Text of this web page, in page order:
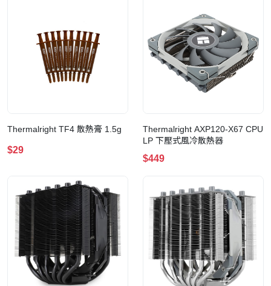
Thermalright TF4 散熱膏 1.5g
$29
Thermalright AXP120-X67 CPU
LP 下壓式風冷散熱器
$449